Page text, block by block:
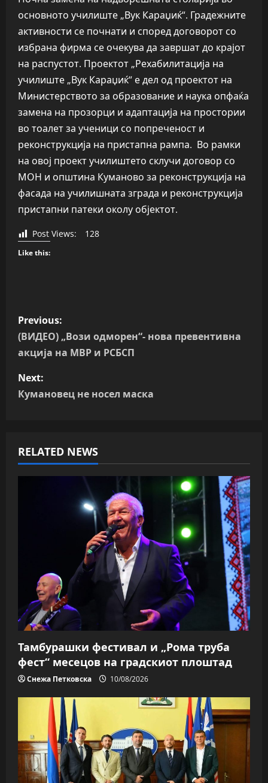
основното училиште „Вук Караџиќ“. Градежните
активности се почнати и според договорот со
избрана фирма се очекува да завршат до крајот
на распустот. Проектот „Рехабилитација на
училиште „Вук Караџиќ“ е дел од проектот на
Министерството за образование и наука опфаќа
замена на прозорци и адаптација на простории
во тоалет за ученици со попреченост и
реконструкција на пристапна рампа. Во рамки
на овој проект училиштето склучи договор со
МОН и општина Куманово за реконструкција на
фасада на училишната зграда и реконструкција
пристапни патеки околу објектот.
Post Views: 128
Like this:
P
o
t
v
o
n
Previous:
(ВИДЕО) „Вози одморен“- нова превентивна
акција на МВР и РСБСП
Next:
Кумановец не носел маска
RELATED NEWS
Тамбурашки фестивал и „Рома труба
фест“ месецов на градскиот плоштад
Снежа Петковска 10/08/2026